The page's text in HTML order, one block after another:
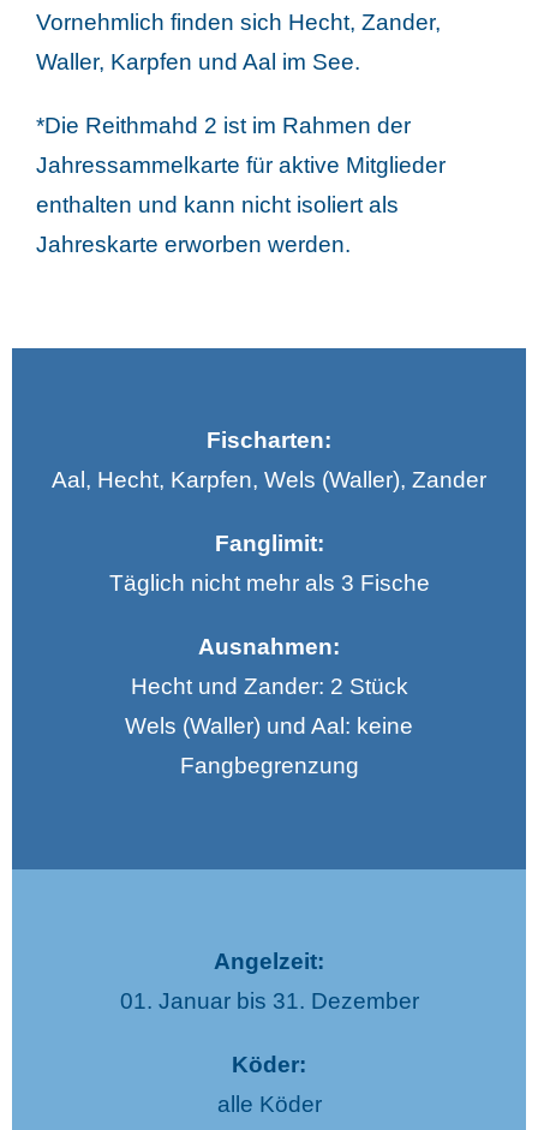
Vornehmlich finden sich Hecht, Zander,
Waller, Karpfen und Aal im See.
*Die Reithmahd 2 ist im Rahmen der
Jahressammelkarte für aktive Mitglieder
enthalten und kann nicht isoliert als
Jahreskarte erworben werden.
Fischarten:
Aal, Hecht, Karpfen, Wels (Waller), Zander
Fanglimit:
Täglich nicht mehr als 3 Fische
Ausnahmen:
Hecht und Zander: 2 Stück
Wels (Waller) und Aal: keine
Fangbegrenzung
Angelzeit:
01. Januar bis 31. Dezember
Köder:
alle Köder